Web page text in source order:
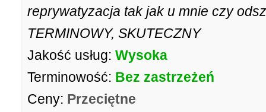
reprywatyzacja tak jak u mnie czy
TERMINOWY, SKUTECZNY
Jakość usług: Wysoka
Terminowość: Bez zastrzeżeń
Ceny: Przeciętne